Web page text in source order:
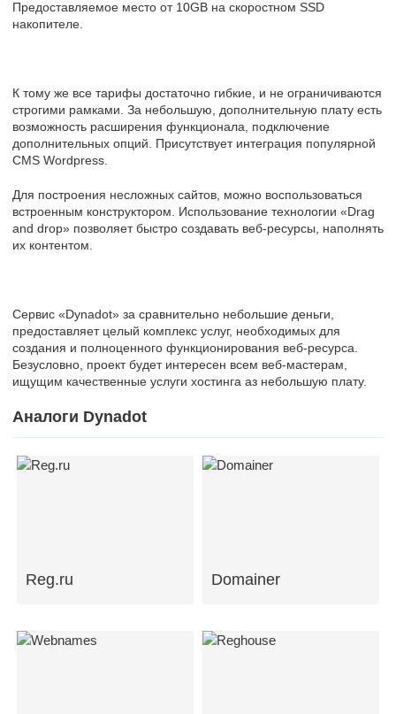
Предоставляемое место от 10GB на скоростном SSD
накопителе.
К тому же все тарифы достаточно гибкие, и не ограничиваются
строгими рамками. За небольшую, дополнительную плату есть
возможность расширения функционала, подключение
дополнительных опций. Присутствует интеграция популярной
CMS Wordpress.
Для построения несложных сайтов, можно воспользоваться
встроенным конструктором. Использование технологии «Drag
and drop» позволяет быстро создавать веб-ресурсы, наполнять
их контентом.
Сервис «Dynadot» за сравнительно небольшие деньги,
предоставляет целый комплекс услуг, необходимых для
создания и полноценного функционирования веб-ресурса.
Безусловно, проект будет интересен всем веб-мастерам,
ищущим качественные услуги хостинга аз небольшую плату.
Аналоги Dynadot
Reg.ru Domainer